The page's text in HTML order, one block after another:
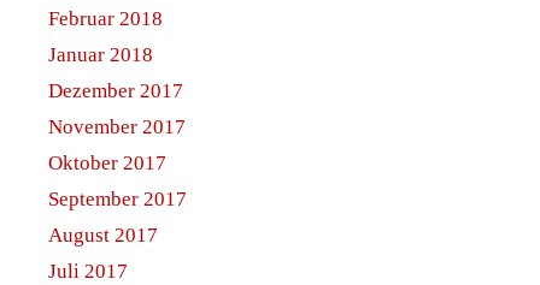
Februar 2018
Januar 2018
Dezember 2017
November 2017
Oktober 2017
September 2017
August 2017
Juli 2017